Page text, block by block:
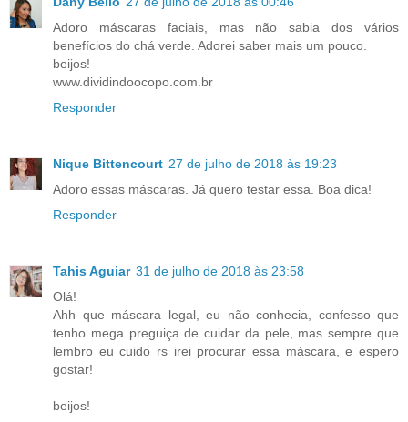
Adoro máscaras faciais, mas não sabia dos vários
benefícios do chá verde. Adorei saber mais um pouco.
beijos!
www.dividindoocopo.com.br
Responder
Nique Bittencourt 27 de julho de 2018 às 19:23
Adoro essas máscaras. Já quero testar essa. Boa dica!
Responder
Tahis Aguiar 31 de julho de 2018 às 23:58
Olá!
Ahh que máscara legal, eu não conhecia, confesso que
tenho mega preguiça de cuidar da pele, mas sempre que
lembro eu cuido rs irei procurar essa máscara, e espero
gostar!
beijos!